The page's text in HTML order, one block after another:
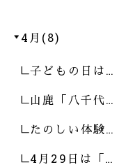
4月(8)
子どもの日は…
山鹿「八千代…
たのしい体験…
4月29日は「…